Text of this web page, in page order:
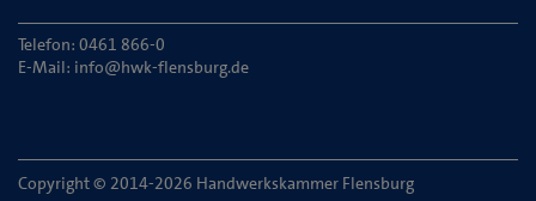
Telefon: 0461 866-0
E-Mail: info@hwk-flensburg.de
Copyright © 2014-2026 Handwerkskammer Flensburg